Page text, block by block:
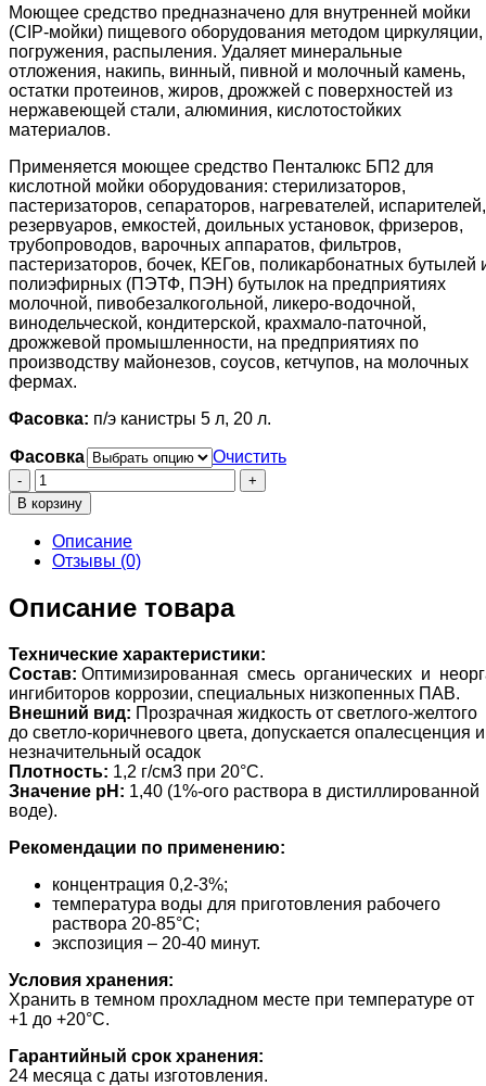
Моющее средство предназначено для внутренней мойки
(CIP-мойки) пищевого оборудования методом циркуляции,
погружения, распыления. Удаляет минеральные
отложения, накипь, винный, пивной и молочный камень,
остатки протеинов, жиров, дрожжей с поверхностей из
нержавеющей стали, алюминия, кислотостойких
материалов.
Применяется моющее средство Пенталюкс БП2 для
кислотной мойки оборудования: стерилизаторов,
пастеризаторов, сепараторов, нагревателей, испарителей,
резервуаров, емкостей, доильных установок, фризеров,
трубопроводов, варочных аппаратов, фильтров,
пастеризаторов, бочек, КЕГов, поликарбонатных бутылей
полиэфирных (ПЭТФ, ПЭН) бутылок на предприятиях
молочной, пивобезалкогольной, ликеро-водочной,
винодельческой, кондитерской, крахмало-паточной,
дрожжевой промышленности, на предприятиях по
производству майонезов, соусов, кетчупов, на молочных
фермах.
Фасовка: п/э канистры 5 л, 20 л.
Фасовка
Очистить
Количество
товара
Пенталюкс
БП2
В корзину
Описание
Отзывы (0)
Описание товара
Технические характеристики:
Состав: Оптимизированная смесь органических и
ингибиторов коррозии, специальных низкопенных ПАВ.
Внешний вид: Прозрачная жидкость от светлого-желтого
до светло-коричневого цвета, допускается опалесценция и
незначительный осадок
Плотность: 1,2 г/см3 при 20°С.
Значение pH: 1,40 (1%-ого раствора в дистиллированной
воде).
Рекомендации по применению:
концентрация 0,2-3%;
температура воды для приготовления рабочего
раствора 20-85°С;
экспозиция – 20-40 минут.
Условия хранения:
Хранить в темном прохладном месте при температуре от
+1 до +20°С.
Гарантийный срок хранения:
24 месяца с даты изготовления.